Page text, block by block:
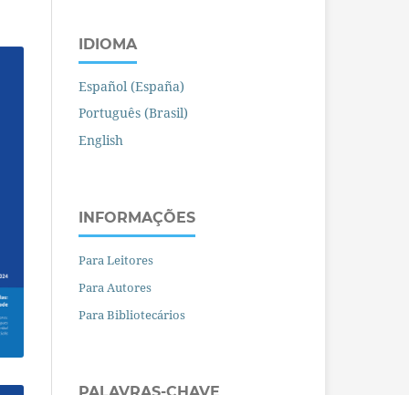
IDIOMA
Español (España)
Português (Brasil)
English
INFORMAÇÕES
Para Leitores
Para Autores
Para Bibliotecários